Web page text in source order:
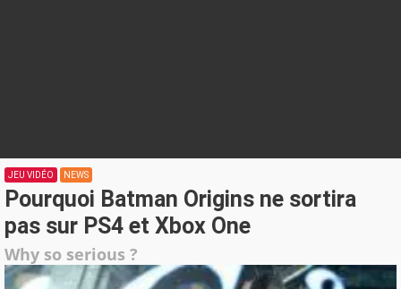
JEU VIDÉO NEWS
Pourquoi Batman Origins ne sortira
pas sur PS4 et Xbox One
Why so serious ?